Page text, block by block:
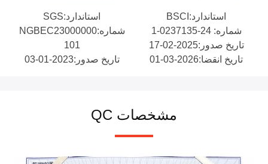
استاندارد:BSCI
شماره: 24-0237135-1
تاریخ صدور:2025-02-17
تاریخ انقضا:2026-03-01
استاندارد:SGS
شماره:NGBEC23000000
101
تاریخ صدور:2023-01-03
مشخصات QC